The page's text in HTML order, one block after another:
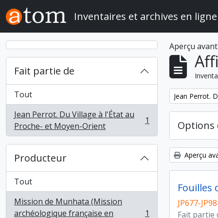
Skip to main content
Inventaires et archives en ligne
Fait partie de
Tout
Jean Perrot. Du Village à l'État au
Proche- et Moyen-Orient
, 1 résultats 1
Producteur
Tout
Mission de Munhata (Mission
archéologique française en
1
Aperçu
Remove filter:
Jean Perrot.
Options
Aperçu
Fouilles
JP677-
Fait partie